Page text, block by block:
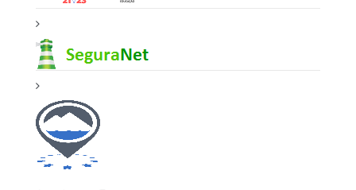
Acreditação Erasmus+